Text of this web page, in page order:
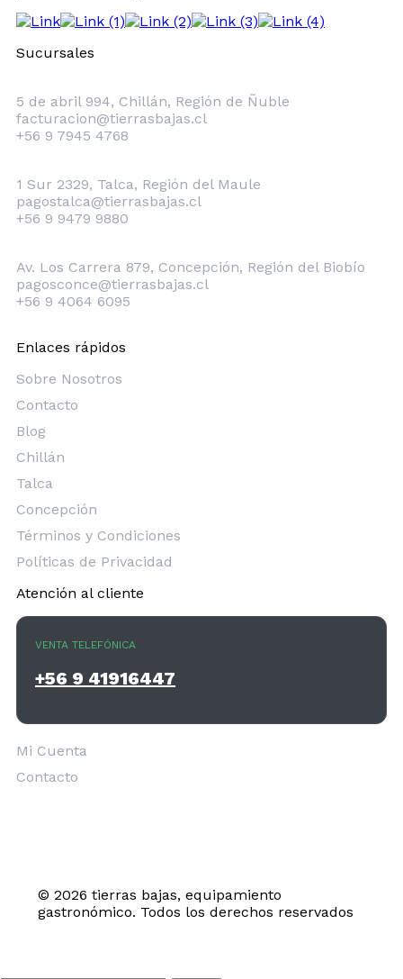
Sucursales
5 de abril 994, Chillán, Región de Ñuble
facturacion@tierrasbajas.cl
+56 9 7945 4768
1 Sur 2329, Talca, Región del Maule
pagostalca@tierrasbajas.cl
+56 9 9479 9880
Av. Los Carrera 879, Concepción, Región del Biobío
pagosconce@tierrasbajas.cl
+56 9 4064 6095
Enlaces rápidos
Sobre Nosotros
Contacto
Blog
Chillán
Talca
Concepción
Términos y Condiciones
Políticas de Privacidad
Atención al cliente
VENTA TELEFÓNICA
+56 9 41916447
Mi Cuenta
Contacto
© 2026 tierras bajas, equipamiento
gastronómico. Todos los derechos reservados